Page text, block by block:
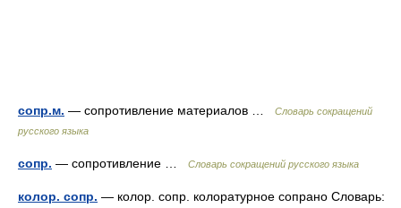
сопр.м. — сопротивление материалов …
Словарь сокращений
русского языка
сопр. — сопротивление … Словарь сокращений русского языка
колор. сопр. — колор. сопр. колоратурное сопрано Словарь: